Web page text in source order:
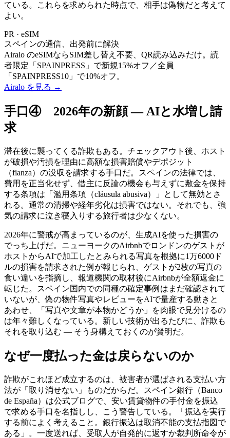
ている。これらを求められた時点で、相手は偽物だと考えて
よい。
PR · eSIM
スペインの通信、出発前に解決
Airalo のeSIMならSIM差し替え不要、QR読み込みだけ。読
者限定「SPAINPRESS」で新規15%オフ／全員
「SPAINPRESS10」で10%オフ。
Airalo を見る →
手口④ 2026年の新顔 ― AIと水増し請
求
滞在後に襲ってくる詐欺もある。チェックアウト後、ホスト
が破損や汚損を理由に高額な損害賠償やデポジット
（fianza）の没収を請求する手口だ。スペインの法律では、
費用を正当化せず、借主に反論の機会も与えずに敷金を保持
する条項は「濫用条項（cláusula abusiva）」として無効とさ
れる。通常の清掃や経年劣化は損害ではない。それでも、強
気の請求に泣き寝入りする旅行者は少なくない。
2026年に警戒が高まっているのが、生成AIを使った損害の
でっち上げだ。ニューヨークのAirbnbでロンドンのゲストが
ホストからAIで加工したとみられる写真を根拠に1万6000ド
ルの損害を請求された例が報じられ、ゲストが2枚の写真の
食い違いを指摘し、報道機関の取材後にAirbnbが全額返金に
転じた。スペイン国内での同種の確定事例はまだ確認されて
いないが、偽の物件写真やレビューをAIで量産する動きと
あわせ、「写真や文章が本物かどうか」を肉眼で見分けるの
は年々難しくなっている。新しい技術が出るたびに、詐欺も
それを取り込む ― そう身構えておくのが賢明だ。
なぜ一度払った金は戻らないのか
詐欺がこれほど成立するのは、被害者が選ばされる支払い方
法が「取り消せない」ものだからだ。スペイン銀行（Banco
de España）は公式ブログで、安い賃貸物件の手付金を振込
で求める手口を名指しし、こう警告している。「振込を実行
する前によく考えること。銀行振込は取消不能の支払指図で
ある」。一度送れば、受取人が自発的に返すか裁判所命令が